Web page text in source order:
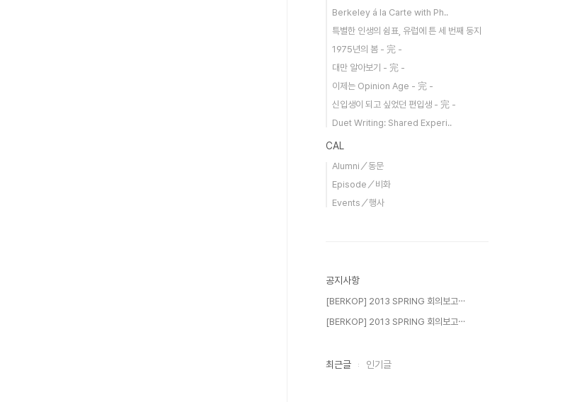
Berkeley á la Carte with Ph..
특별한 인생의 쉼표, 유럽에 튼 세 번째 둥지
1975년의 봄 - 完 -
대만 알아보기 - 完 -
이제는 Opinion Age - 完 -
신입생이 되고 싶었던 편입생 - 完 -
Duet Writing: Shared Experi..
CAL
Alumni／동문
Episode／비화
Events／행사
공지사항
[BERKOP] 2013 SPRING 회의보고⋯
[BERKOP] 2013 SPRING 회의보고⋯
최근글 인기글